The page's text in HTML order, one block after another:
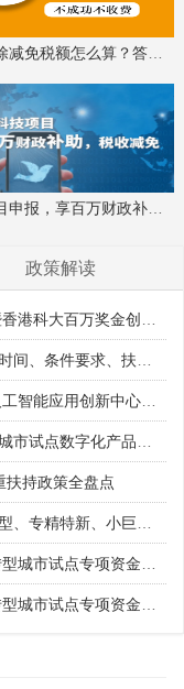
加计扣除减免税额怎么算？答疑解惑、咨询培训
科技项目申报，享百万财政补贴，减免40%所得税
政策解读
赛广州赛参赛条件、扶持奖励
条件要求、扶持奖励
申报时间、条件要求、资助奖励
征集申报时间、条件要求
扶持政策全盘点
巨人三者区别与申报攻略
合管理体系贯标项目资助计划
系贯标项目拟资助企业名单的公示